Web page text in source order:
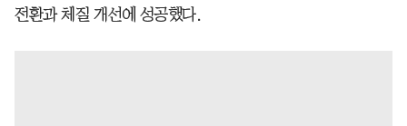
전환과 체질 개선에 성공했다.